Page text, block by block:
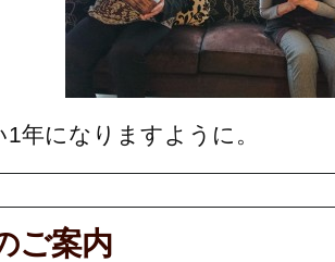
年になりますように。
ご案内